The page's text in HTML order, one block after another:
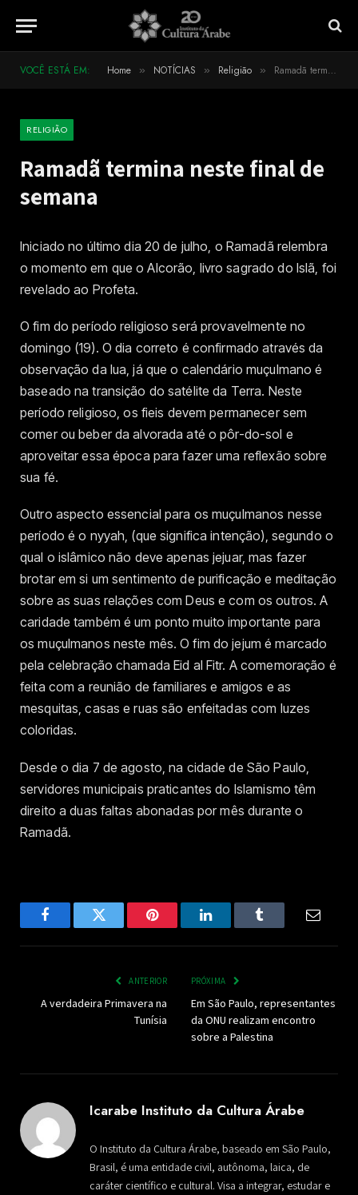
VOCÊ ESTÁ EM: Home » NOTÍCIAS » Religião » Ramadã termina neste final de semana
RELIGIÃO
Ramadã termina neste final de
semana
Iniciado no último dia 20 de julho, o Ramadã relembra
o momento em que o Alcorão, livro sagrado do Islã, foi
revelado ao Profeta.
O fim do período religioso será provavelmente no
domingo (19). O dia correto é confirmado através da
observação da lua, já que o calendário muçulmano é
baseado na transição do satélite da Terra. Neste
período religioso, os fieis devem permanecer sem
comer ou beber da alvorada até o pôr-do-sol e
aproveitar essa época para fazer uma reflexão sobre
sua fé.
Outro aspecto essencial para os muçulmanos nesse
período é o nyyah, (que significa intenção), segundo o
qual o islâmico não deve apenas jejuar, mas fazer
brotar em si um sentimento de purificação e meditação
sobre as suas relações com Deus e com os outros. A
caridade também é um ponto muito importante para
os muçulmanos neste mês. O fim do jejum é marcado
pela celebração chamada Eid al Fitr. A comemoração é
feita com a reunião de familiares e amigos e as
mesquitas, casas e ruas são enfeitadas com luzes
coloridas.
Desde o dia 7 de agosto, na cidade de São Paulo,
servidores municipais praticantes do Islamismo têm
direito a duas faltas abonadas por mês durante o
Ramadã.
FacebookTwitter Pinterest LinkedInTumblr Email
ANTERIOR
A verdadeira Primavera na
Tunísia
PRÓXIMA
Em São Paulo, representantes
da ONU realizam encontro
sobre a Palestina
Icarabe Instituto da Cultura Árabe
O Instituto da Cultura Árabe, baseado em São Paulo,
Brasil, é uma entidade civil, autônoma, laica, de
caráter científico e cultural. Visa a integrar, estudar e